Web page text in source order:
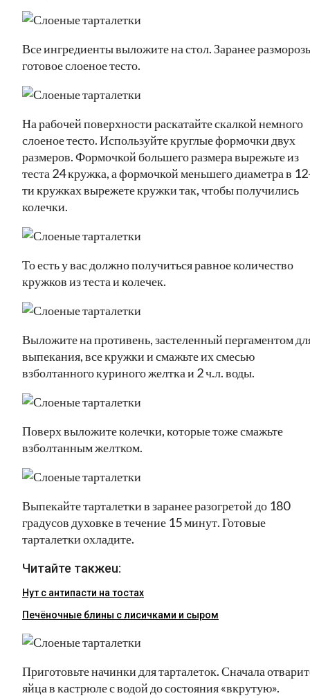
Все ингредиенты выложите на стол. Заранее
готовое слоеное тесто.
На рабочей поверхности раскатайте скалкой немного
слоеное тесто. Используйте круглые формочки двух
размеров. Формочкой большего размера вырежьте из
теста 24 кружка, а формочкой меньшего диаметра в
ти кружках вырежете кружки так, чтобы получились
колечки.
То есть у вас должно получиться равное количество
кружков из теста и колечек.
Выложите на противень, застеленный пергаментом
выпекания, все кружки и смажьте их смесью
взболтанного куриного желтка и 2 ч.л. воды.
Поверх выложите колечки, которые тоже смажьте
взболтанным желтком.
Выпекайте тарталетки в заранее разогретой до 180
градусов духовке в течение 15 минут. Готовые
тарталетки охладите.
Читайте такжеu:
Нут с антипасти на тостах
Печёночные блины с лисичками и сыром
Приготовьте начинки для тарталеток. Сначала
яйца в кастрюле с водой до состояния «вкрутую».